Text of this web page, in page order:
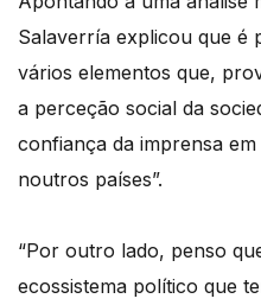
Salaverría explicou que é
vários elementos que,
a perceção social da
confiança da imprensa
noutros países”.
“Por outro lado, penso
ecossistema político que